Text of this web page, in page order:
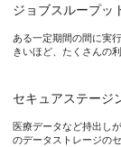
伊達准教授らの
本研究成果が
本研究成果によ
ジョブスループッ
ある一定期間の間に実
きいほど、たくさんの
セキュアステージ
医療データなど持出し
のデータストレージの